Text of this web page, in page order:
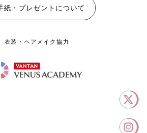
紙・プレゼントについて
衣装・ヘアメイク協力